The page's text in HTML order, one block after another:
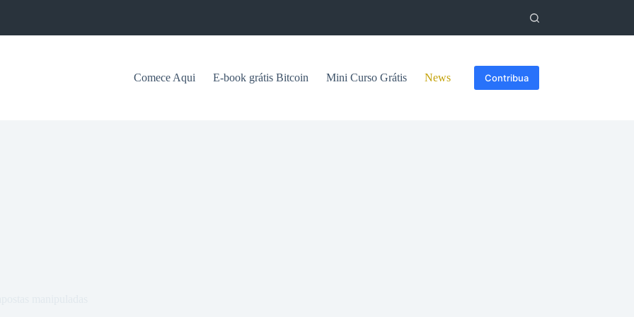
Comece Aqui E-book grátis Bitcoin Mini Curso Grátis News Contribua